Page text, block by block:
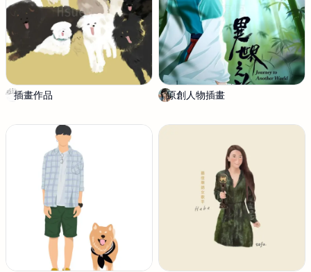
H
u
插畫作品
龍
原創人物插畫